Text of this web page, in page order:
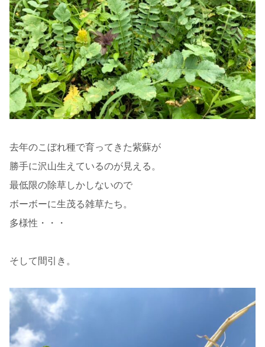
去年のこぼれ種で育ってきた紫蘇が
勝手に沢山生えているのが見える。
最低限の除草しかしないので
ボーボーに生茂る雑草たち。
多様性・・・
そして間引き。